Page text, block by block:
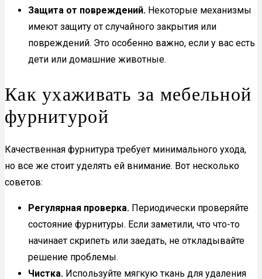
Защита от повреждений. Некоторые механизмы
имеют защиту от случайного закрытия или
повреждений. Это особенно важно, если у вас есть
дети или домашние животные.
Как ухаживать за мебельной
фурнитурой
Качественная фурнитура требует минимального ухода,
но все же стоит уделять ей внимание. Вот несколько
советов:
Регулярная проверка. Периодически проверяйте
состояние фурнитуры. Если заметили, что что-то
начинает скрипеть или заедать, не откладывайте
решение проблемы.
Чистка. Используйте мягкую ткань для удаления